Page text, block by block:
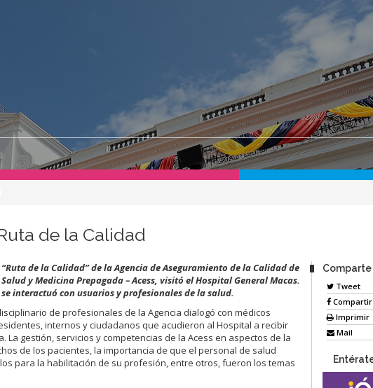
de la Calidad
de la Calidad” de la Agencia de Aseguramiento de la Calidad de
y Medicina Prepagada – Acess, visitó el Hospital General Macas.
se interactuó con usuarios y profesionales de la salud.
de profesionales de la Agencia dialogó con médicos
internos y ciudadanos que acudieron al Hospital a recibir
La gestión, servicios y competencias de la Acess en aspectos de la
de los pacientes, la importancia de que el personal de salud
para la habilitación de su profesión, entre otros, fueron los temas
Tweet
Compartir
Imprimir
Mail